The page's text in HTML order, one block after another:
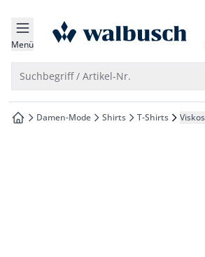
springen
springen
springen
springen
Menü zur Startseite
Suchbegriff / Artikel-Nr.
zur Startseite
Damen-Mode Shirts T-Shirts